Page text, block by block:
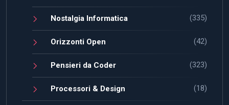
Nostalgia Informatica (335)
Orizzonti Open (42)
Pensieri da Coder (323)
Processori & Design (18)